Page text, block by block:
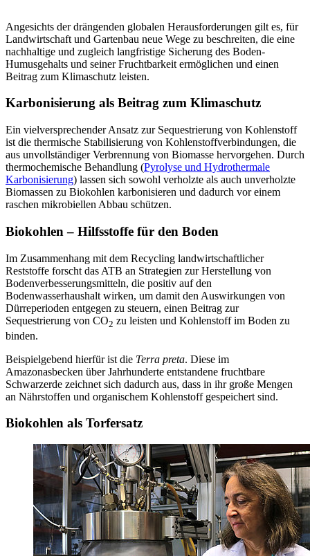
Angesichts der drängenden globalen Herausforderungen gilt es, für
Landwirtschaft und Gartenbau neue Wege zu beschreiten, die eine
nachhaltige und zugleich langfristige Sicherung des Boden-
Humusgehalts und seiner Fruchtbarkeit ermöglichen und einen
Beitrag zum Klimaschutz leisten.
Karbonisierung als Beitrag zum Klimaschutz
Ein vielversprechender Ansatz zur Sequestrierung von Kohlenstoff
ist die thermische Stabilisierung von Kohlenstoffverbindungen, die
aus unvollständiger Verbrennung von Biomasse hervorgehen. Durch
thermochemische Behandlung (Pyrolyse und Hydrothermale
Karbonisierung) lassen sich sowohl verholzte als auch unverholzte
Biomassen zu Biokohlen karbonisieren und dadurch vor einem
raschen mikrobiellen Abbau schützen.
Biokohlen – Hilfsstoffe für den Boden
Im Zusammenhang mit dem Recycling landwirtschaftlicher
Reststoffe forscht das ATB an Strategien zur Herstellung von
Bodenverbesserungsmitteln, die positiv auf den
Bodenwasserhaushalt wirken, um damit den Auswirkungen von
Dürreperioden entgegen zu steuern, einen Beitrag zur
Sequestrierung von CO2 zu leisten und Kohlenstoff im Boden zu
binden.
Beispielgebend hierfür ist die Terra preta. Diese im
Amazonasbecken über Jahrhunderte entstandene fruchtbare
Schwarzerde zeichnet sich dadurch aus, dass in ihr große Mengen
an Nährstoffen und organischem Kohlenstoff gespeichert sind.
Biokohlen als Torfersatz